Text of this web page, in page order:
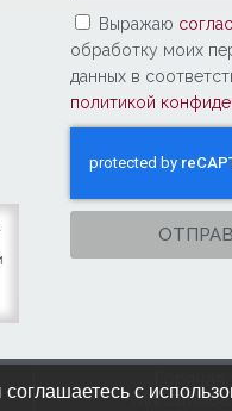
Выражаю
обработку моих
данных в
политикой
с